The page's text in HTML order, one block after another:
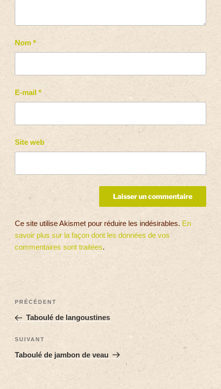
Nom *
E-mail *
Site web
Ce site utilise Akismet pour réduire les indésirables. En
savoir plus sur la façon dont les données de vos
commentaires sont traitées.
PRÉCÉDENT
Taboulé de langoustines
SUIVANT
Taboulé de jambon de veau